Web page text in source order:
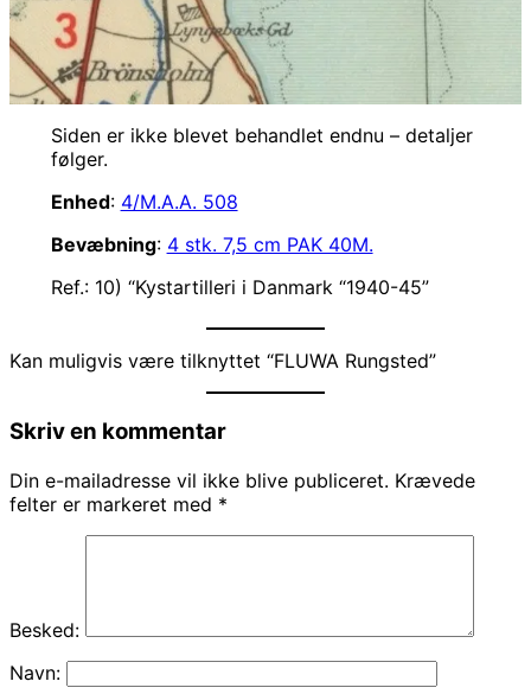
Siden er ikke blevet behandlet endnu – detaljer
følger.
Enhed: 4/M.A.A. 508
Bevæbning: 4 stk. 7,5 cm PAK 40M.
Ref.: 10) “Kystartilleri i Danmark “1940-45”
Kan muligvis være tilknyttet “FLUWA Rungsted”
Skriv en kommentar
Din e-mailadresse vil ikke blive publiceret. Krævede
felter er markeret med *
Besked:
Navn: